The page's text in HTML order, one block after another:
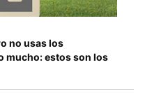
no usas los
mucho: estos son los